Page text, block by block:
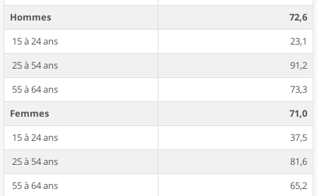
Hommes
72,6
15 à 24 ans
23,1
25 à 54 ans
91,2
55 à 64 ans
73,3
Femmes
71,0
15 à 24 ans
37,5
25 à 54 ans
81,6
55 à 64 ans
65,2